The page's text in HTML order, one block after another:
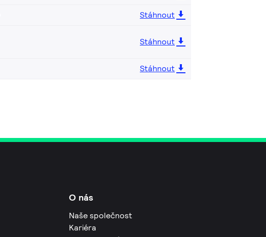
Stáhnout
Stáhnout
Stáhnout
O nás
Naše společnost
Kariéra